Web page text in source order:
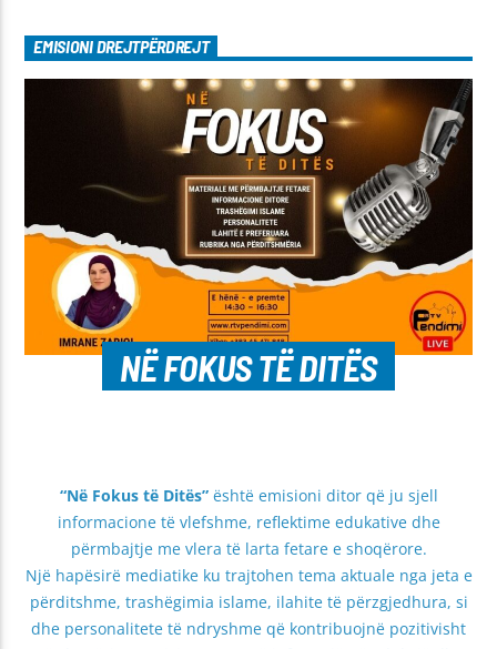
EMISIONI DREJTPËRDREJT
NË FOKUS TË DITËS
“Në Fokus të Ditës”është emisioni ditor që ju sjell
informacione të vlefshme, reflektime edukative dhe
përmbajtje me vlera të larta fetare e shoqërore.
Një hapësirë mediatike ku trajtohen tema aktuale nga jeta e
përditshme, trashëgimia islame, ilahite të përzgjedhura, si
dhe personalitete të ndryshme që kontribuojnë pozitivisht